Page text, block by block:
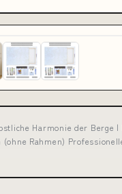
Harmonie der Berge |
(ohne Rahmen)